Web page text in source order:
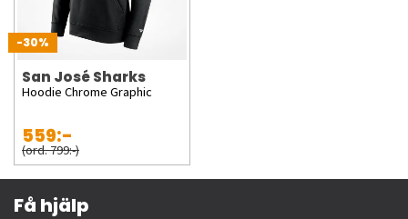
-30%
San José Sharks
Hoodie Chrome Graphic
559:-
(ord. 799:-)
Få hjälp